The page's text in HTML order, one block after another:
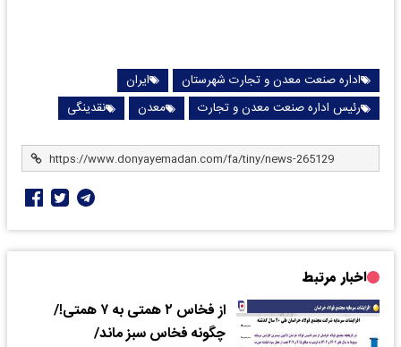
اداره صنعت معدن و تجارت شهرستان
ایران
رئیس اداره صنعت معدن و تجارت
معدن نقدینگی
اخبار مرتبط
از فخاس ۲ همتی به ۷ همتی!/
چگونه فخاس سبز ماند/